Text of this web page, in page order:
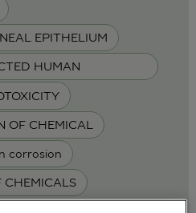
EPITHELIUM
HUMAN
OF CHEMICAL
corrosion
CHEMICALS